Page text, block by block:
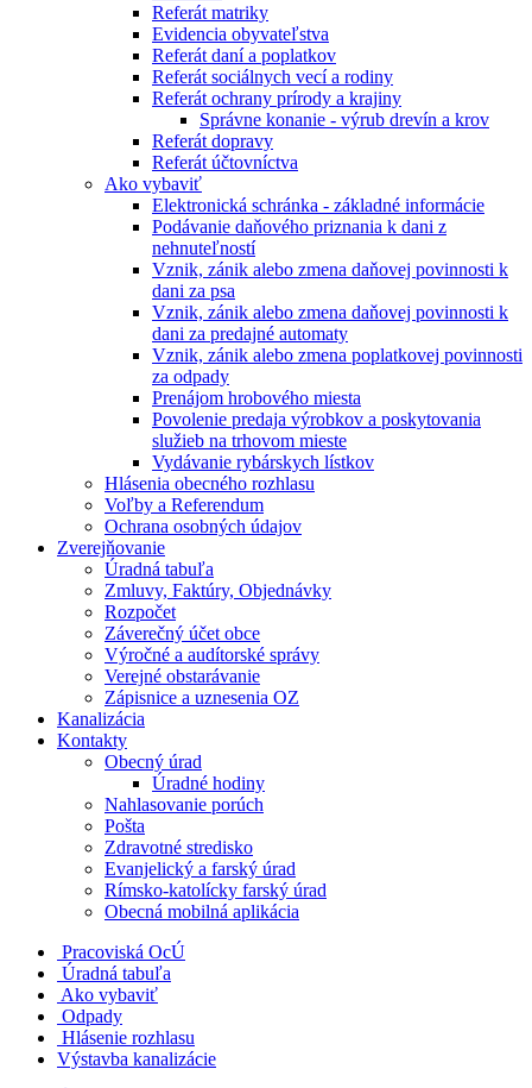
Referát matriky
Evidencia obyvateľstva
Referát daní a poplatkov
Referát sociálnych vecí a rodiny
Referát ochrany prírody a krajiny
Správne konanie - výrub drevín a krov
Referát dopravy
Referát účtovníctva
Ako vybaviť
Elektronická schránka - základné informácie
Podávanie daňového priznania k dani z
nehnuteľností
Vznik, zánik alebo zmena daňovej povinnosti k
dani za psa
Vznik, zánik alebo zmena daňovej povinnosti k
dani za predajné automaty
Vznik, zánik alebo zmena poplatkovej povinnosti
za odpady
Prenájom hrobového miesta
Povolenie predaja výrobkov a poskytovania
služieb na trhovom mieste
Vydávanie rybárskych lístkov
Hlásenia obecného rozhlasu
Voľby a Referendum
Ochrana osobných údajov
Zverejňovanie
Úradná tabuľa
Zmluvy, Faktúry, Objednávky
Rozpočet
Záverečný účet obce
Výročné a audítorské správy
Verejné obstarávanie
Zápisnice a uznesenia OZ
Kanalizácia
Kontakty
Obecný úrad
Úradné hodiny
Nahlasovanie porúch
Pošta
Zdravotné stredisko
Evanjelický a farský úrad
Rímsko-katolícky farský úrad
Obecná mobilná aplikácia
Pracoviská OcÚ
Úradná tabuľa
Ako vybaviť
Odpady
Hlásenie rozhlasu
Výstavba kanalizácie